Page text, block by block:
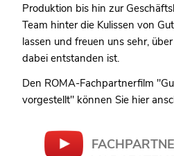
Produktion bis hin zur
Team hinter die Kulissen von
lassen und freuen uns sehr,
dabei entstanden ist.
Den ROMA-Fachpartnerfilm
vorgestellt" können Sie hier